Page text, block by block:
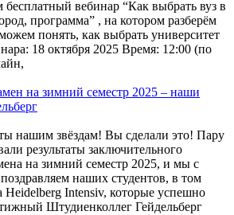
вебинар “Как выбрать вуз в
программа” , на котором разберём
понять, как выбрать университет
18 октября 2025 Время: 12:00 (по
на зимний семестр 2025 – наши
нашим звёздам! Вы сделали это! Пару
результаты заключительного
на зимний семестр 2025, и мы с
наших студентов, в том
Heidelberg Intensiv, которые успешно
Штудиенколлег Гейдельберг